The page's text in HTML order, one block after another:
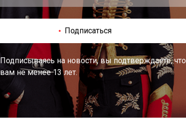
Подписаться
Подписываясь на новости, вы подтверждаете, что
вам не менее 13 лет.